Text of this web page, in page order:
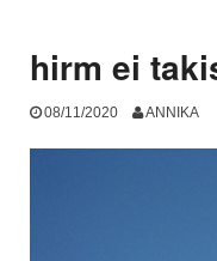
hirm ei
08/11/2020 ANNIKA